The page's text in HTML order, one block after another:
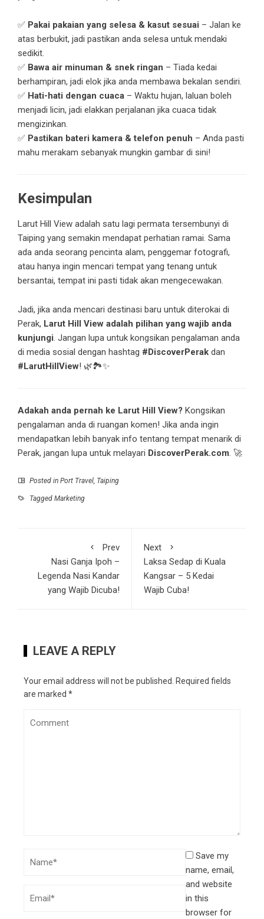
✅ Pakai pakaian yang selesa & kasut sesuai – Jalan ke
atas berbukit, jadi pastikan anda selesa untuk mendaki
sedikit.
✅ Bawa air minuman & snek ringan – Tiada kedai
berhampiran, jadi elok jika anda membawa bekalan sendiri.
✅ Hati-hati dengan cuaca – Waktu hujan, laluan boleh
menjadi licin, jadi elakkan perjalanan jika cuaca tidak
mengizinkan.
✅ Pastikan bateri kamera & telefon penuh – Anda pasti
mahu merakam sebanyak mungkin gambar di sini!
Kesimpulan
Larut Hill View adalah satu lagi permata tersembunyi di
Taiping yang semakin mendapat perhatian ramai. Sama
ada anda seorang pencinta alam, penggemar fotografi,
atau hanya ingin mencari tempat yang tenang untuk
bersantai, tempat ini pasti tidak akan mengecewakan.
Jadi, jika anda mencari destinasi baru untuk diterokai di
Perak, Larut Hill View adalah pilihan yang wajib anda
kunjungi. Jangan lupa untuk kongsikan pengalaman anda
di media sosial dengan hashtag #DiscoverPerak dan
#LarutHillView! 🌿🏞️✨
Adakah anda pernah ke Larut Hill View? Kongsikan
pengalaman anda di ruangan komen! Jika anda ingin
mendapatkan lebih banyak info tentang tempat menarik di
Perak, jangan lupa untuk melayari DiscoverPerak.com. 🚀
Posted in Port Travel, Taiping
Tagged Marketing
Prev
Nasi Ganja Ipoh –
Legenda Nasi Kandar
yang Wajib Dicuba!
Next
Laksa Sedap di Kuala
Kangsar – 5 Kedai
Wajib Cuba!
LEAVE A REPLY
Your email address will not be published. Required fields
are marked *
Save my
name, email,
and website
in this
browser for